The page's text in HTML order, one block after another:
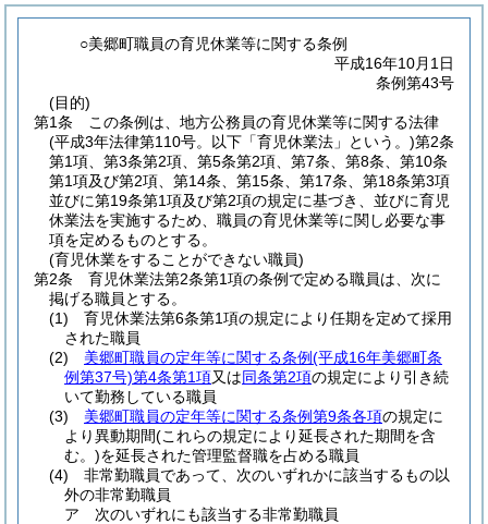
○美郷町職員の育児休業等に関する条例
平成16年10月1日
条例第43号
(目的)
第1条
この条例は、地方公務員の育児休業等に関する法律
(平成3年法律第110号。以下「育児休業法」という。)第2条
第1項、第3条第2項、第5条第2項、第7条、第8条、第10条
第1項及び第2項、第14条、第15条、第17条、第18条第3項
並びに第19条第1項及び第2項の規定に基づき、並びに育児
休業法を実施するため、職員の育児休業等に関し必要な事
項を定めるものとする。
(育児休業をすることができない職員)
第2条
育児休業法第2条第1項の条例で定める職員は、次に
掲げる職員とする。
(1)
育児休業法第6条第1項の規定により任期を定めて採用
された職員
(2)
美郷町職員の定年等に関する条例(平成16年美郷町条
例第37号)第4条第1項又は同条第2項の規定により引き続
いて勤務している職員
(3)
美郷町職員の定年等に関する条例第9条各項の規定に
より異動期間(これらの規定により延長された期間を含
む。)を延長された管理監督職を占める職員
(4)
非常勤職員であって、次のいずれかに該当するもの以
外の非常勤職員
ア
次のいずれにも該当する非常勤職員